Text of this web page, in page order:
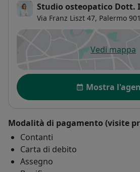
Studio osteopatico Dott.
Via Franz Liszt 47, Palermo
Vedi mappa
si apre
Disponibilità
Mostra
Modalità di pagamento (visite
Contanti
Carta di debito
Assegno